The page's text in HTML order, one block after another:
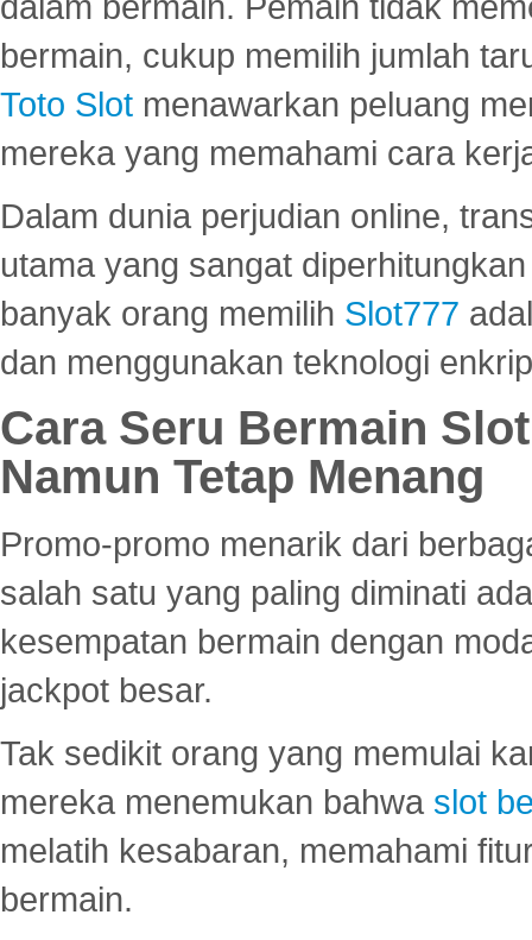
bermain, cukup memilih jumlah
Toto Slot menawarkan peluang
mereka yang memahami cara
Dalam dunia perjudian online,
utama yang sangat
banyak orang memilih Slot777
dan menggunakan teknologi
Cara Seru Bermain
Namun Tetap Menang
Promo-promo menarik dari
salah satu yang paling diminati
kesempatan bermain dengan
jackpot besar.
Tak sedikit orang yang memulai
mereka menemukan bahwa slot
melatih kesabaran, memahami
bermain.